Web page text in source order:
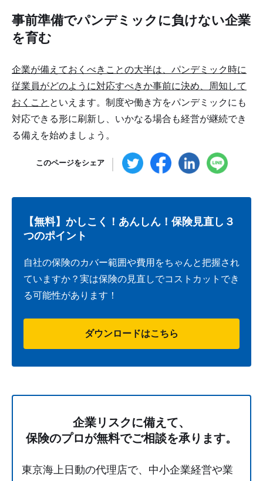
事前準備でパンデミックに負けない企業
を育む
企業が備えておくべきことの大半は、パンデミック時に
従業員がどのように対応すべきか事前に決め、周知して
おくこと といえます。制度や働き方をパンデミックにも
対応できる形に刷新し、いかなる場合も経営が継続でき
る備えを始めましょう。
このページをシェア
【無料】かしこく！あんしん！保険見直し３
つのポイント
自社の保険のカバー範囲や費用をちゃんと把握され
ていますか？実は保険の見直しでコストカットでき
る可能性があります！
ダウンロードはこちら
企業リスクに備えて、
保険のプロが無料でご相談を承ります。
東京海上日動の代理店で、中小企業経営や業